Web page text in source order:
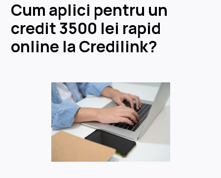
Cum aplici pentru un
credit 3500 lei rapid
online la Credilink?